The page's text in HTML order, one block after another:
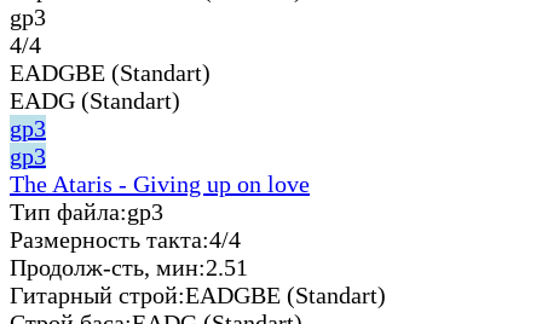
gp3
4/4
EADGBE (Standart)
EADG (Standart)
gp3
gp3
The Ataris - Giving up on love
Тип файла:gp3
Размерность такта:4/4
Продолж-сть, мин:2.51
Гитарный строй:EADGBE (Standart)